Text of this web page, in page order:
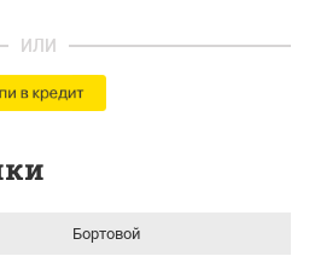
ИЛИ
Бортовой